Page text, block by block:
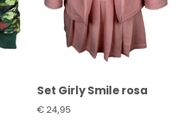
Set Girly Smile rosa
€24,95